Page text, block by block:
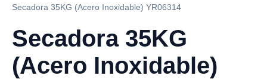
Secadora 35KG (Acero Inoxidable) YR06314
Secadora 35KG
(Acero Inoxidable)